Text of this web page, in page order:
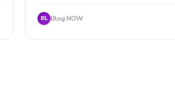
BL Blog NOW